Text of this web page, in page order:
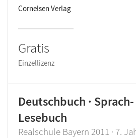
Cornelsen Verlag
Gratis
Einzellizenz
Deutschbuch ·
Lesebuch
Realschule Bayern 2011 · 7.